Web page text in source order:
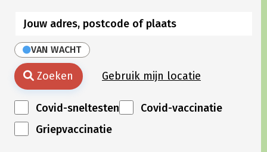
VAN WACHT
Zoeken Gebruik mijn locatie
Covid-sneltesten
Covid-vaccinatie
Griepvaccinatie